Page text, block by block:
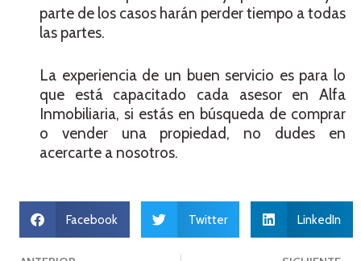
parte de los casos harán perder tiempo a todas
las partes.
La experiencia de un buen servicio es para lo
que está capacitado cada asesor en Alfa
Inmobiliaria, si estás en búsqueda de comprar
o vender una propiedad, no dudes en
acercarte a nosotros.
Facebook Twitter LinkedIn